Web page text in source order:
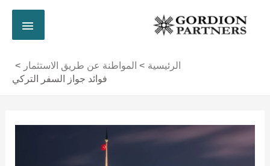
المحتوى
الرئيسية
المواطنة عن طريق الاستثمار
فوائد جواز السفر التركي